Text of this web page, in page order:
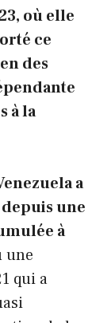
où elle
ce
des
à la
a
une
à
une
qui a